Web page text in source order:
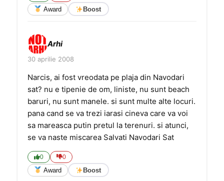
Award Boost
Arhi
30 aprilie 2008
Narcis, ai fost vreodata pe plaja din Navodari
sat? nu e tipenie de om, liniste, nu sunt beach
baruri, nu sunt manele. si sunt multe alte locuri.
pana cand se va trezi iarasi cineva care va voi
sa mareasca putin pretul la terenuri. si atunci,
se va naste miscarea Salvati Navodari Sat
0 0
Award Boost